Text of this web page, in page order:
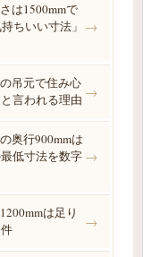
は1500mmで
ちいい寸法」 →
吊元で住み心
言われる理由 →
奥行900mmは
低寸法を数字 →
は足り
→